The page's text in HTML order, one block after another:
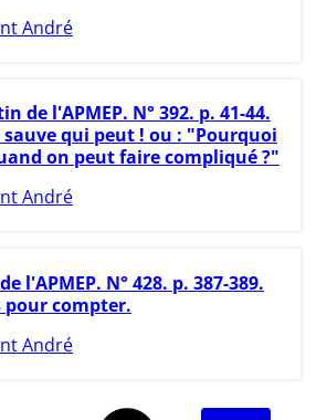
André
de l'APMEP. N° 392. p. 41-44.
qui peut ! ou : "Pourquoi
on peut faire compliqué ?"
André
l'APMEP. N° 428. p. 387-389.
pour compter.
André